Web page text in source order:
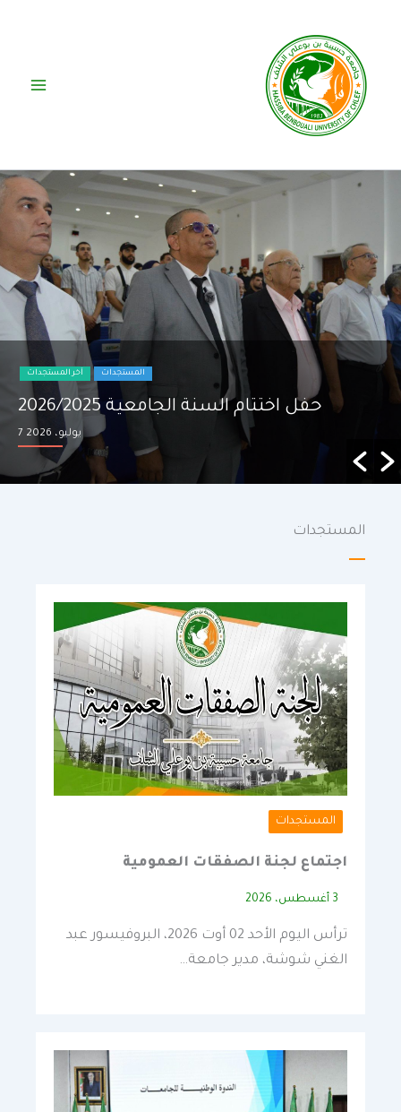
المحتوى
آخر المستجدات المستجدات
اختتام فعاليات الطبعة السادسة للجامعة
الصيفية للنوادي العلمية بجامعة الشلف
12 يوليو، 2026
المستجدات
المستجدات
اجتماع لجنة الصفقات العمومية
3 أغسطس، 2026
ترأس اليوم الأحد 02 أوت 2026، البروفيسور عبد
الغني شوشة، مدير جامعة…